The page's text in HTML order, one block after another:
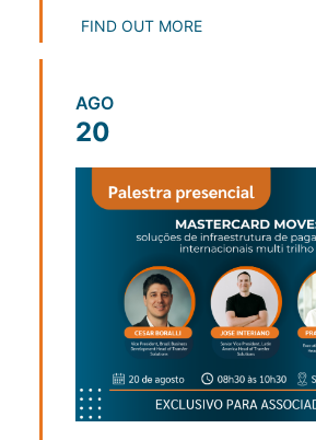
FIND OUT MORE
AGO
20